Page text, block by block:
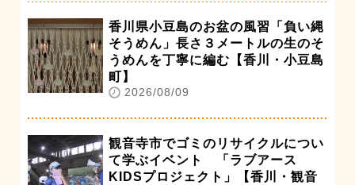
香川県小豆島のお盆の風習「負い縄
そうめん」長さ３メートルの生のそ
うめんを丁寧に編む【香川・小豆島
町】
2026/08/09
観音寺市でゴミのリサイクルについ
て学ぶイベント 「ラブアース
KIDSプロジェクト」【香川・観音